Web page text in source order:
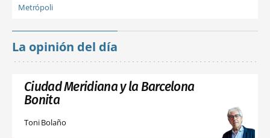
Metrópoli
La opinión del día
Ciudad Meridiana y la Barcelona
Bonita
Toni Bolaño